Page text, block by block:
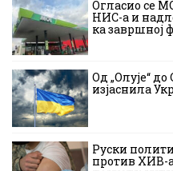
Огласио се
НИС-а и
ка завршној
Од „Олује“
изјаснила
Руски
против ХИВ-